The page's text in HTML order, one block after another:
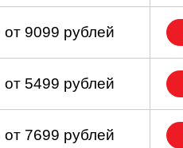
от 9099 рублей
от 5499 рублей
от 7699 рублей